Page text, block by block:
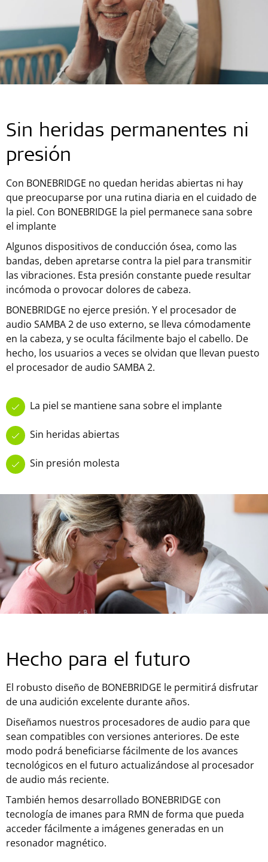
Sin heridas permanentes ni
presión
Con BONEBRIDGE no quedan heridas abiertas ni hay
que preocuparse por una rutina diaria en el cuidado de
la piel. Con BONEBRIDGE la piel permanece sana sobre
el implante
Algunos dispositivos de conducción ósea, como las
bandas, deben apretarse contra la piel para transmitir
las vibraciones. Esta presión constante puede resultar
incómoda o provocar dolores de cabeza.
BONEBRIDGE no ejerce presión. Y el procesador de
audio SAMBA 2 de uso externo, se lleva cómodamente
en la cabeza, y se oculta fácilmente bajo el cabello. De
hecho, los usuarios a veces se olvidan que llevan puesto
el procesador de audio SAMBA 2.
La piel se mantiene sana sobre el implante
Sin heridas abiertas
Sin presión molesta
Hecho para el futuro
El robusto diseño de BONEBRIDGE le permitirá disfrutar
de una audición excelente durante años.
Diseñamos nuestros procesadores de audio para que
sean compatibles con versiones anteriores. De este
modo podrá beneficiarse fácilmente de los avances
tecnológicos en el futuro actualizándose al procesador
de audio más reciente.
También hemos desarrollado BONEBRIDGE con
tecnología de imanes para RMN de forma que pueda
acceder fácilmente a imágenes generadas en un
resonador magnético.